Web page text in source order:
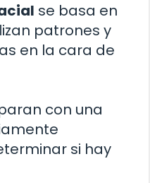
se basa en
patrones y
en la cara de
con una
si hay